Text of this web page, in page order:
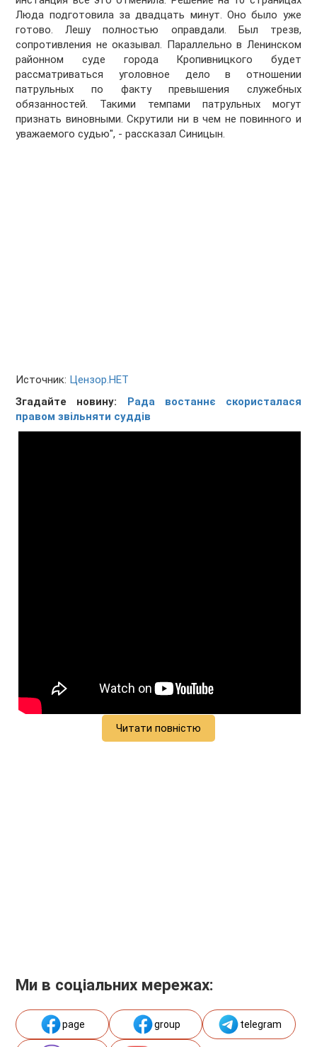
Люда подготовила за двадцать минут. Оно было уже
готово. Лешу полностью оправдали. Был трезв,
сопротивления не оказывал. Параллельно в Ленинском
районном суде города Кропивницкого будет
рассматриваться уголовное дело в отношении
патрульных по факту превышения служебных
обязанностей. Такими темпами патрульных могут
признать виновными. Скрутили ни в чем не повинного и
уважаемого судью", - рассказал Синицын.
Источник: Цензор.НЕТ
Згадайте новину: Рада востаннє скористалася
правом звільняти суддів
Читати повністю
Ми в соціальних мережах:
page group telegram